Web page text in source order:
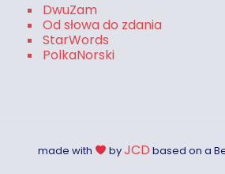
DwuZam
Od słowa do zdania
StarWords
PolkaNorski
made with byJCD based on a